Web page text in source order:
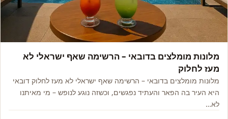
מלונות מומלצים בדובאי – הרשימה שאף ישראלי לא
מעז לחלוק
מלונות מומלצים בדובאי – הרשימה שאף ישראלי לא מעז לחלוק דובאי
היא העיר בה הפאר והעתיד נפגשים, וכשזה נוגע לנופש – מי מאיתנו
לא…